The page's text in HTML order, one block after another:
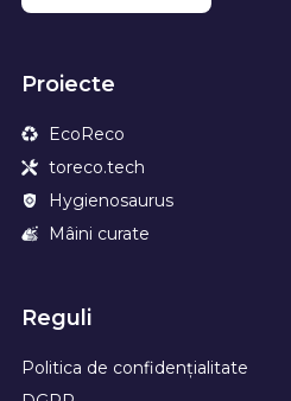
Proiecte
EcoReco
toreco.tech
Hygienosaurus
Mâini curate
Reguli
Politica de confidențialitate